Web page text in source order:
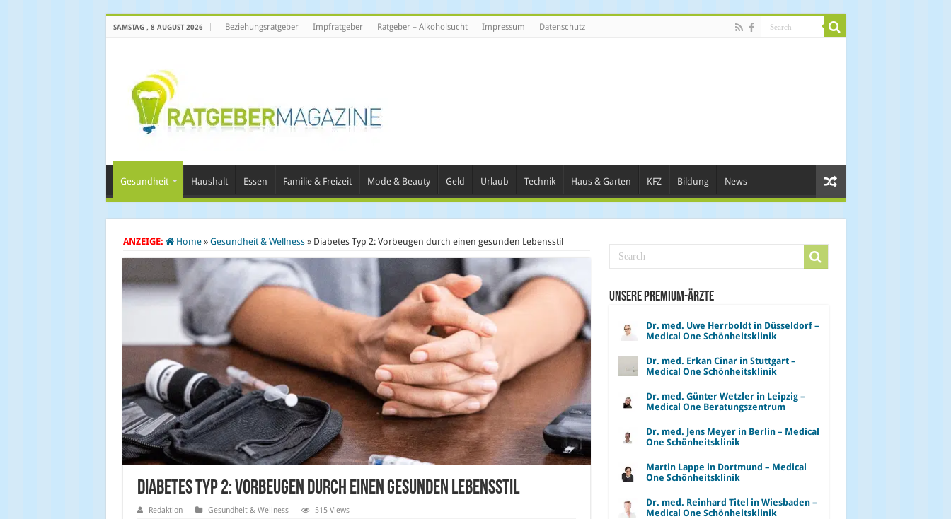
SAMSTAG , 8 AUGUST 2026 Beziehungsratgeber Impfratgeber Ratgeber – Alkoholsucht Impressum Datenschutz
Gesundheit Haushalt Essen Familie & Freizeit Mode & Beauty Geld Urlaub Technik Haus & Garten KFZ Bildung News
ANZEIGE: Home » Gesundheit & Wellness » Diabetes Typ 2: Vorbeugen durch einen gesunden Lebensstil
Diabetes Typ 2: Vorbeugen durch einen gesunden Lebensstil
Redaktion Gesundheit & Wellness 515 Views
Unsere Premium-Ärzte
Dr. med. Uwe Herrboldt in Düsseldorf –
Medical One Schönheitsklinik
Dr. med. Erkan Cinar in Stuttgart –
Medical One Schönheitsklinik
Dr. med. Günter Wetzler in Leipzig –
Medical One Beratungszentrum
Dr. med. Jens Meyer in Berlin – Medical
One Schönheitsklinik
Martin Lappe in Dortmund – Medical
One Schönheitsklinik
Dr. med. Reinhard Titel in Wiesbaden –
Medical One Schönheitsklinik